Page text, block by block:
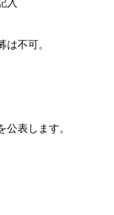
不可。
表します。